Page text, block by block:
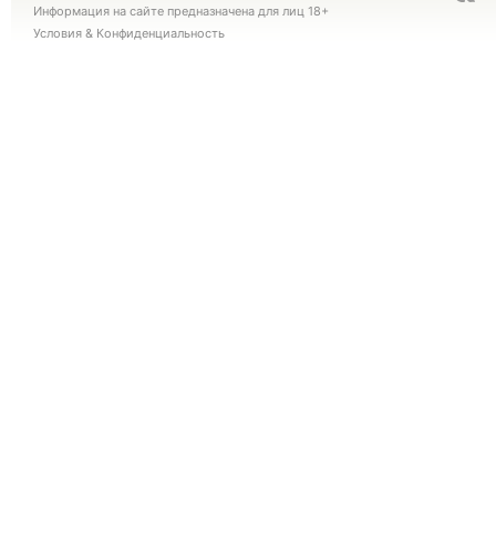
Информация на сайте предназначена для лиц 18+
Условия & Конфиденциальность